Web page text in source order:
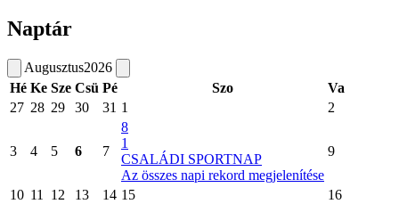
Naptár
Augusztus2026
Hé Ke Sze Csü Pé Szo
Va
27 28 29 30 31 1 2
3 4 5 6 7
8
1
CSALÁDI SPORTNAP
Az összes napi rekord megjelenítése
9
10 11 12 13 14 15
16